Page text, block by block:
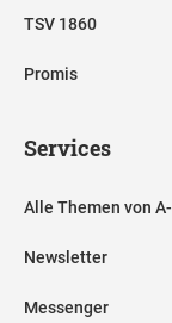
TSV 1860
Promis
Services
Alle Themen von
Newsletter
Messenger